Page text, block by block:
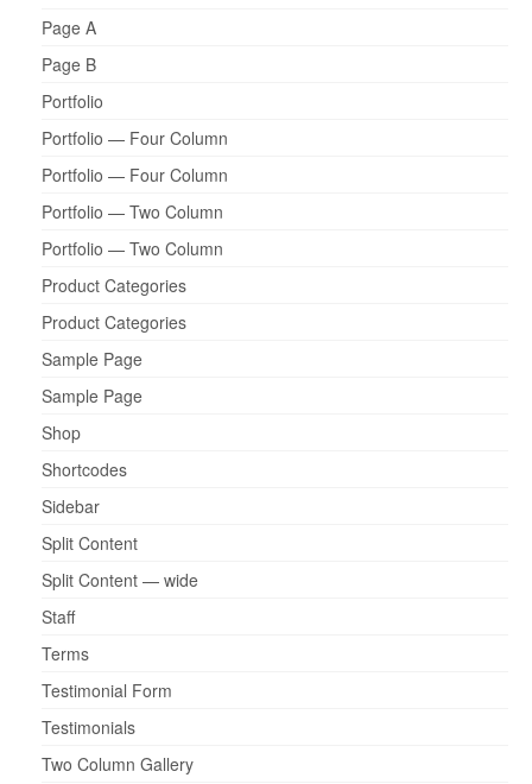
Page A
Page B
Portfolio
Portfolio — Four Column
Portfolio — Four Column
Portfolio — Two Column
Portfolio — Two Column
Product Categories
Product Categories
Sample Page
Sample Page
Shop
Shortcodes
Sidebar
Split Content
Split Content — wide
Staff
Terms
Testimonial Form
Testimonials
Two Column Gallery